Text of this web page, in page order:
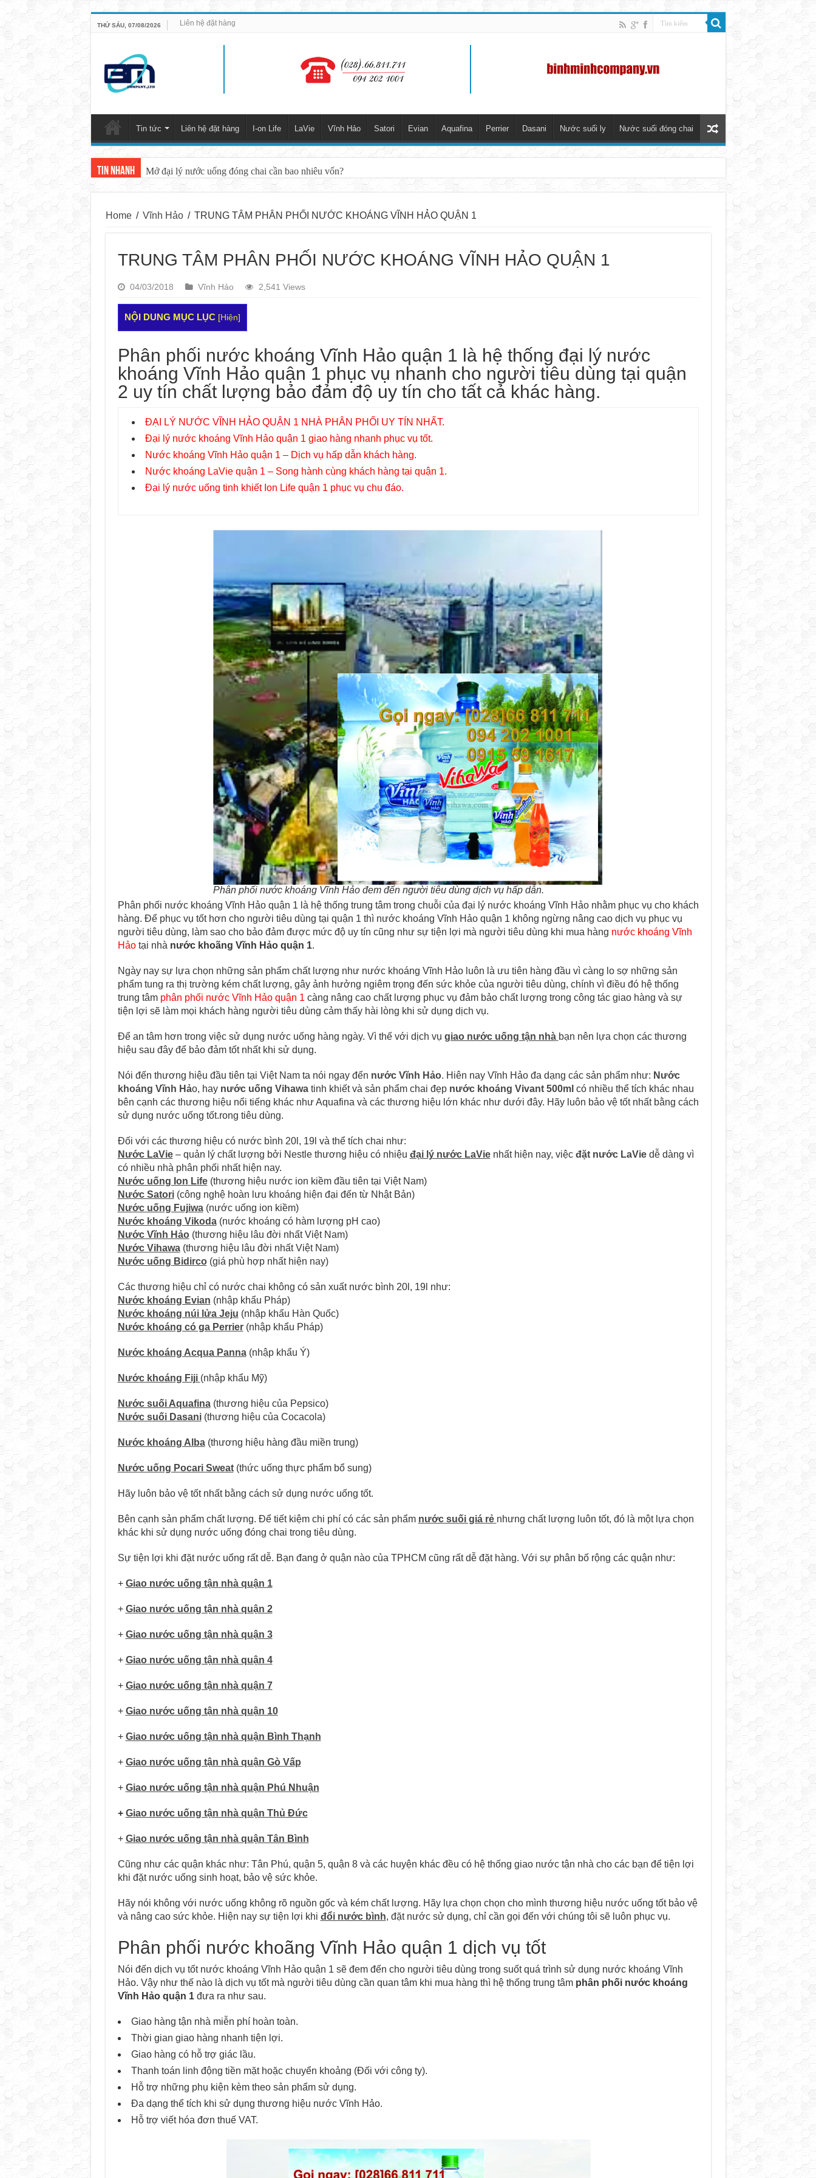
THỨ SÁU, 07/08/2026 Liên hệ đặt hàng
Tin tức Liên hệ đặt hàng I-on Life LaVie Vĩnh Hảo Satori Evian Aquafina Perrier Dasani Nước suối ly Nước suối đóng chai
Tin nhanh Mở đại lý nước uống đóng chai cần bao nhiêu vốn?
Home / Vĩnh Hảo / TRUNG TÂM PHÂN PHỐI NƯỚC KHOÁNG VĨNH HẢO QUẬN 1
TRUNG TÂM PHÂN PHỐI NƯỚC KHOÁNG VĨNH HẢO QUẬN 1
04/03/2018 Vĩnh Hảo 2,541 Views
NỘI DUNG MỤC LỤC [Hiện]
Phân phối nước khoáng Vĩnh Hảo quận 1 là hệ thống đại lý nước
khoáng Vĩnh Hảo quận 1 phục vụ nhanh cho người tiêu dùng tại quận
2 uy tín chất lượng bảo đảm độ uy tín cho tất cả khác hàng.
ĐẠI LÝ NƯỚC VĨNH HẢO QUẬN 1 NHÀ PHÂN PHỐI UY TÍN NHẤT.
Đại lý nước khoáng Vĩnh Hảo quận 1 giao hàng nhanh phục vụ tốt.
Nước khoáng Vĩnh Hảo quận 1 – Dịch vụ hấp dẫn khách hàng.
Nước khoáng LaVie quận 1 – Song hành cùng khách hàng tại quận 1.
Đại lý nước uống tinh khiết Ion Life quận 1 phục vụ chu đáo.
Phân phối nước khoáng Vĩnh Hảo đem đến người tiêu dùng dịch vụ hấp dẫn.
Phân phối nước khoáng Vĩnh Hảo quận 1 là hệ thống trung tâm trong chuỗi của đại lý nước khoáng Vĩnh Hảo nhằm phục vụ cho khách
hàng. Để phục vụ tốt hơn cho người tiêu dùng tại quận 1 thì nước khoáng Vĩnh Hảo quận 1 không ngừng nâng cao dịch vụ phục vụ
người tiêu dùng, làm sao cho bảo đảm được mức độ uy tín cũng như sự tiện lợi mà người tiêu dùng khi mua hàng nước khoáng Vĩnh
Hảotại nhà nước khoãng Vĩnh Hảo quận 1.
Ngày nay sự lựa chọn những sản phẩm chất lượng như nước khoáng Vĩnh Hảo luôn là ưu tiên hàng đầu vì càng lo sợ những sản
phẩm tung ra thị trường kém chất lượng, gây ảnh hưởng ngiêm trọng đến sức khỏe của người tiêu dùng, chính vì điều đó hệ thống
trung tâm phân phối nước Vĩnh Hảo quận 1 càng nâng cao chất lượng phục vụ đảm bảo chất lượng trong công tác giao hàng và sự
tiện lợi sẽ làm mọi khách hàng người tiêu dùng cảm thấy hài lòng khi sử dụng dịch vụ.
Để an tâm hơn trong việc sử dụng nước uống hàng ngày. Vì thế với dịch vụ giao nước uống tận nhà bạn nên lựa chọn các thương
hiệu sau đây để bảo đảm tốt nhất khi sử dụng.
Nói đến thương hiệu đầu tiên tại Việt Nam ta nói ngay đến nước Vĩnh Hảo. Hiên nay Vĩnh Hảo đa dạng các sản phẩm như: Nước
khoáng Vĩnh Hảo, hay nước uống Vihawatinh khiết và sản phẩm chai đẹp nước khoáng Vivant 500ml có nhiều thể tích khác nhau
bên cạnh các thương hiệu nổi tiếng khác như Aquafina và các thương hiệu lớn khác như dưới đây. Hãy luôn bảo vệ tốt nhất bằng cách
sử dụng nước uống tốt.rong tiêu dùng.
Đối với các thương hiệu có nước bình 20l, 19l và thể tích chai như:
Nước LaVie– quản lý chất lượng bởi Nestle thương hiệu có nhiệu đại lý nước LaVie nhất hiện nay, việc đặt nước LaViedễ dàng vì
có nhiều nhà phân phối nhất hiện nay.
Nước uống Ion Life (thương hiệu nước ion kiềm đầu tiên tại Việt Nam)
Nước Satori(công nghệ hoàn lưu khoáng hiện đại đến từ Nhật Bản)
Nước uống Fujiwa (nước uống ion kiềm)
Nước khoáng Vikoda(nước khoáng có hàm lượng pH cao)
Nước Vĩnh Hảo (thương hiệu lâu đời nhất Việt Nam)
Nước Vihawa(thương hiệu lâu đời nhất Việt Nam)
Nước uống Bidirco(giá phù hợp nhất hiện nay)
Các thương hiệu chỉ có nước chai không có sản xuất nước bình 20l, 19l như:
Nước khoáng Evian (nhập khẩu Pháp)
Nước khoáng núi lửa Jeju (nhập khẩu Hàn Quốc)
Nước khoáng có ga Perrier(nhập khẩu Pháp)
Nước khoáng Acqua Panna (nhập khẩu Ý)
Nước khoáng Fiji (nhập khẩu Mỹ)
Nước suối Aquafina(thương hiệu của Pepsico)
Nước suối Dasani(thương hiệu của Cocacola)
Nước khoáng Alba(thương hiệu hàng đầu miền trung)
Nước uống Pocari Sweat(thức uống thực phẩm bổ sung)
Hãy luôn bảo vệ tốt nhất bằng cách sử dụng nước uống tốt.
Bên cạnh sản phẩm chất lượng. Để tiết kiệm chi phí có các sản phẩm nước suối giá rẻ nhưng chất lượng luôn tốt, đó là một lựa chọn
khác khi sử dụng nước uống đóng chai trong tiêu dùng.
Sự tiện lợi khi đặt nước uống rất dễ. Bạn đang ở quận nào của TPHCM cũng rất dễ đặt hàng. Với sự phân bố rộng các quận như:
+ Giao nước uống tận nhà quận 1
+ Giao nước uống tận nhà quận 2
+ Giao nước uống tận nhà quận 3
+ Giao nước uống tận nhà quận 4
+ Giao nước uống tận nhà quận 7
+ Giao nước uống tận nhà quận 10
+ Giao nước uống tận nhà quận Bình Thạnh
+ Giao nước uống tận nhà quận Gò Vấp
+ Giao nước uống tận nhà quận Phú Nhuận
+ Giao nước uống tận nhà quận Thủ Đức
+ Giao nước uống tận nhà quận Tân Bình
Cũng như các quận khác như: Tân Phú, quận 5, quận 8 và các huyện khác đều có hệ thống giao nước tận nhà cho các bạn để tiện lợi
khi đặt nước uống sinh hoạt, bảo vệ sức khỏe.
Hãy nói không với nước uống không rõ nguồn gốc và kém chất lượng. Hãy lựa chọn chọn cho mình thương hiệu nước uống tốt bảo vệ
và nâng cao sức khỏe. Hiện nay sự tiện lợi khi đổi nước bình, đặt nước sử dụng, chỉ cần gọi đến với chúng tôi sẽ luôn phục vụ.
Phân phối nước khoãng Vĩnh Hảo quận 1 dịch vụ tốt
Nói đến dịch vụ tốt nước khoáng Vĩnh Hảo quận 1 sẽ đem đến cho người tiêu dùng trong suốt quá trình sử dụng nước khoáng Vĩnh
Hảo. Vậy như thế nào là dịch vụ tốt mà người tiêu dùng cần quan tâm khi mua hàng thì hệ thống trung tâm phân phối nước khoáng
Vĩnh Hảo quận 1đưa ra như sau.
Giao hàng tận nhà miễn phí hoàn toàn.
Thời gian giao hàng nhanh tiện lợi.
Giao hàng có hỗ trợ giác lầu.
Thanh toán linh động tiền mặt hoặc chuyển khoảng (Đối với công ty).
Hỗ trợ những phụ kiện kèm theo sản phẩm sử dụng.
Đa dạng thể tích khi sử dụng thương hiệu nước Vĩnh Hảo.
Hỗ trợ viết hóa đơn thuế VAT.